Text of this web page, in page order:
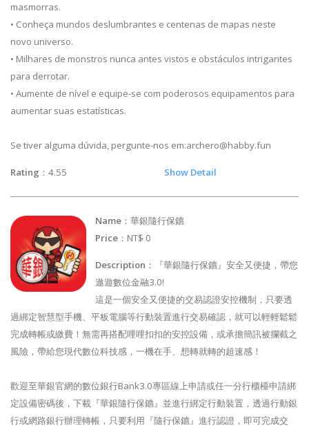
masmorras.
• Conheça mundos deslumbrantes e centenas de mapas neste
novo universo.
• Milhares de monstros nunca antes vistos e obstáculos intrigantes
para derrotar.
• Aumente de nível e equipe-se com poderosos equipamentos para
aumentar suas estatísticas.
Se tiver alguma dúvida, pergunte-nos em:archero@habby.fun
Rating ：4.55 Show Detail
Name ：華銀隨行保鑣
Price ：NT$ 0
Description ：『華銀隨行保鑣』安全又便捷，帶您
遨遊數位金融3.0!
這是一個安全又便捷的交易認證安控機制，只要透
過綁定智慧型手機、平板電腦等行動裝置進行交易確認，就可以輕輕鬆鬆
完成轉帳或繳費！無需再搭配哩哩扣扣的安控設備，或承擔簡訊被攔截之
風險，帶給您現代數位科技感，一機在手、想轉就轉的超速感！
歡迎至華銀官網的數位銀行Bank3.0專區線上申請或任一分行櫃檯申請綁
定設備密碼後，下載『華銀隨行保鑣』並進行綁定行動裝置，透過行動銀
行或網路銀行辦理轉帳，只要利用『隨行保鑣』進行認證，即可完成交